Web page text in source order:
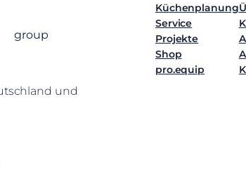
group
und
Küchenplanung
Service
Projekte
Shop
pro.equip